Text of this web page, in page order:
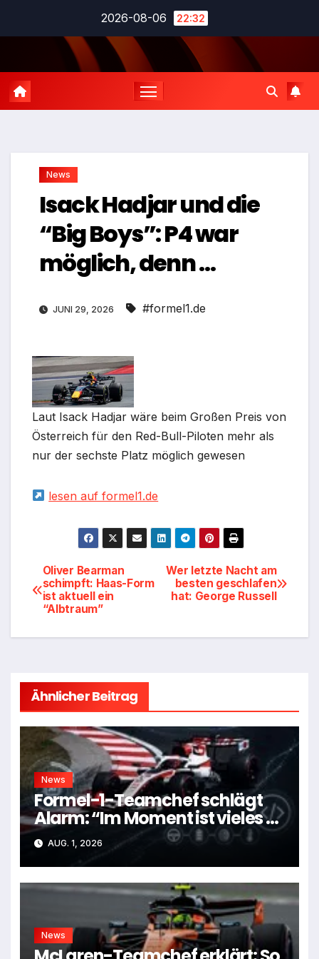
2026-08-06 22:32
News
Isack Hadjar und die
“Big Boys”: P4 war
möglich, denn …
JUNI 29, 2026 #formel1.de
Laut Isack Hadjar wäre beim Großen Preis von
Österreich für den Red-Bull-Piloten mehr als
nur der sechste Platz möglich gewesen
lesen auf formel1.de
Beitragsnavigation
Wer letzte Nacht am
besten geschlafen
hat: George Russell
Oliver Bearman
schimpft: Haas-Form
ist aktuell ein
“Albtraum”
Ähnlicher Beitrag
News
Formel-1-Teamchef schlägt
Alarm: “Im Moment ist vieles zu
kompliziert”
AUG. 1, 2026
News